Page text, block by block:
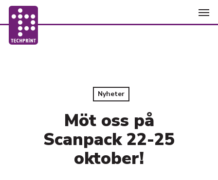
Skip
content
Nyheter
Möt oss på
Scanpack 22-25
oktober!